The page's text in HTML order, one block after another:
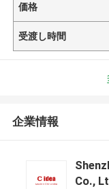
価格
受渡し時間
企業情報
Co.,